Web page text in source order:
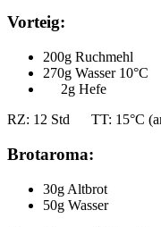
Vorteig:
200g Ruchmehl
270g Wasser 10°C
2g Hefe
RZ: 12 Std TT: 15°C
Brotaroma:
30g Altbrot
50g Wasser